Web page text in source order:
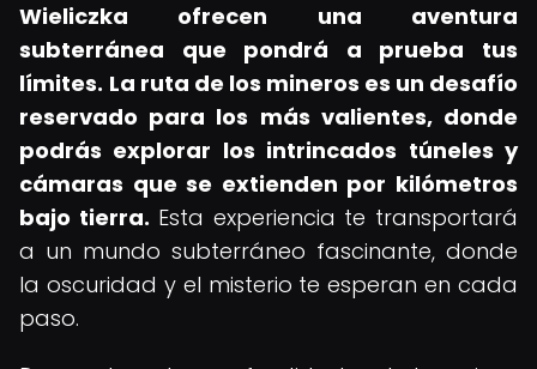
Wieliczka ofrecen una aventura
subterránea que pondrá a prueba tus
límites. La ruta de los mineros es un desafío
reservado para los más valientes, donde
podrás explorar los intrincados túneles y
cámaras que se extienden por kilómetros
bajo tierra. Esta experiencia te transportará
a un mundo subterráneo fascinante, donde
la oscuridad y el misterio te esperan en cada
paso.